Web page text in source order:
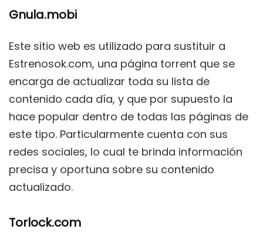
Gnula.mobi
Este sitio web es utilizado para sustituir a
Estrenosok.com, una página torrent que se
encarga de actualizar toda su lista de
contenido cada día, y que por supuesto la
hace popular dentro de todas las páginas de
este tipo. Particularmente cuenta con sus
redes sociales, lo cual te brinda información
precisa y oportuna sobre su contenido
actualizado.
Torlock.com